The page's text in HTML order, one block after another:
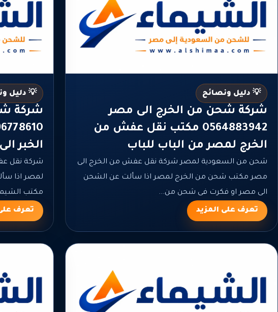
💡 دليل ونصائح
شركة شحن من الخرج الى مصر
0564883942 مكتب نقل عفش من
الخرج لمصر من الباب للباب
شحن من السعودية لمصر شركة نقل عفش من الخرج الى
مصر مكتب شحن من الخرج لمصر اذا سألت عن الشحن
الى مصر او فكرت فى شحن من...
تعرف على المزيد
💡 دليل
شركة
الخبر
شركة نقل
لمصر اذا
مكتب
تعرف